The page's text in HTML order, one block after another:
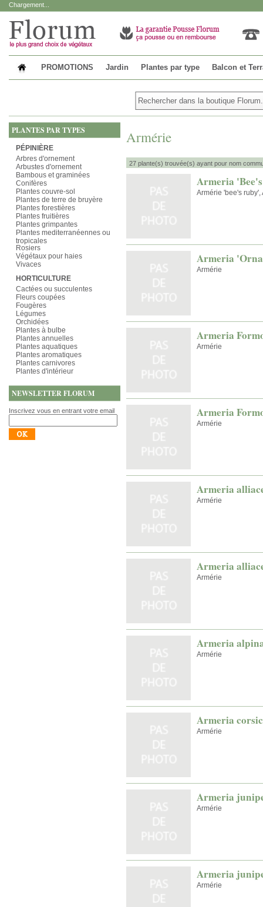
Chargement...
PROMOTIONS Jardin Plantes par type Balcon et
PLANTES PAR TYPES
PÉPINIÈRE
Arbres d'ornement
Arbustes d'ornement
Bambous et graminées
Conifères
Plantes couvre-sol
Plantes de terre de bruyère
Plantes forestières
Plantes fruitières
Plantes grimpantes
Plantes mediterranéennes ou
tropicales
Rosiers
Végétaux pour haies
Vivaces
HORTICULTURE
Cactées ou succulentes
Fleurs coupées
Fougères
Légumes
Orchidées
Plantes à bulbe
Plantes annuelles
Plantes aquatiques
Plantes aromatiques
Plantes carnivores
Plantes d'intérieur
NEWSLETTER FLORUM
Inscrivez vous en entrant votre email
Armérie
27 plante(s) trouvée(s) ayant pour nom
Armeria
Armérie 'bee's ruby',
Armeria
Armérie
Armeria
Armérie
Armeria
Armérie
Armeria
Armérie
Armeria
Armérie
Armeria
Armérie
Armeria
Armérie
Armeria
Armérie
Armeria
Armérie